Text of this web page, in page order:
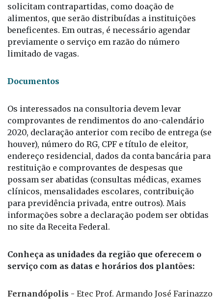
solicitam contrapartidas, como doação de
alimentos, que serão distribuídas a instituições
beneficentes. Em outras, é necessário agendar
previamente o serviço em razão do número
limitado de vagas.
Documentos
Os interessados na consultoria devem levar
comprovantes de rendimentos do ano-calendário
2020, declaração anterior com recibo de entrega (se
houver), número do RG, CPF e título de eleitor,
endereço residencial, dados da conta bancária para
restituição e comprovantes de despesas que
possam ser abatidas (consultas médicas, exames
clínicos, mensalidades escolares, contribuição
para previdência privada, entre outros). Mais
informações sobre a declaração podem ser obtidas
no site da Receita Federal.
Conheça as unidades da região que oferecem o
serviço com as datas e horários dos plantões:
Fernandópolis - Etec Prof. Armando José Farinazzo